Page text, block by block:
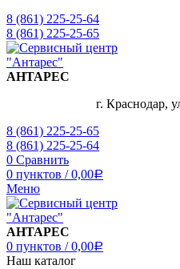
8 (861) 225-25-64
8 (861) 225-25-65
АНТАРЕС
г. Краснодар,
8 (861) 225-25-65
8 (861) 225-25-64
0 Сравнить
0 пунктов / 0,00Р
Меню
АНТАРЕС
0 пунктов / 0,00Р
Наш каталог